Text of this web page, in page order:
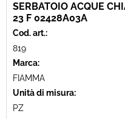
SERBATOIO ACQUE
23 F 02428A03A
Cod. art.:
819
Marca:
FIAMMA
Unità di misura:
PZ